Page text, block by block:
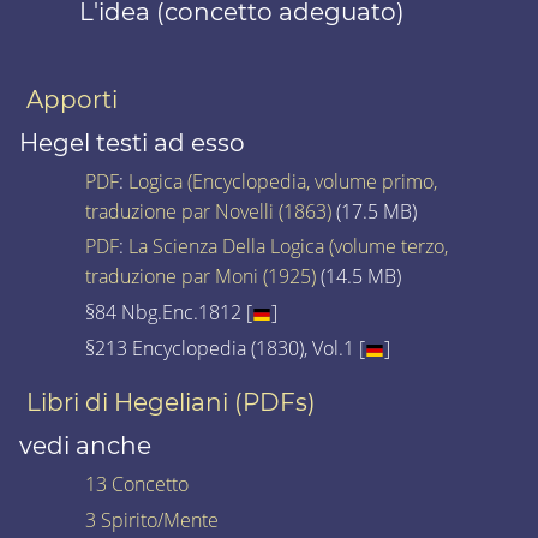
L'idea (concetto adeguato)
Apporti
Hegel testi ad esso
PDF: Logica (Encyclopedia, volume primo,
traduzione par Novelli (1863)(17.5 MB)
PDF: La Scienza Della Logica (volume terzo,
traduzione par Moni (1925)(14.5 MB)
§84 Nbg.Enc.1812 [
]
§213 Encyclopedia (1830), Vol.1 [
]
Libri di Hegeliani (PDFs)
vedi anche
13 Concetto
3 Spirito/Mente